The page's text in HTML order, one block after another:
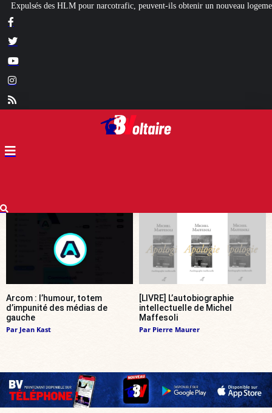
peuvent-ils obtenir un nouveau logement social ? [L’ÉTÉ BV] Artisans,
Arcom : l’humour, totem
d’impunité des médias de
gauche
Par Jean Kast
[LIVRE] L’autobiographie
intellectuelle de Michel
Maffesoli
Par Pierre Maurer